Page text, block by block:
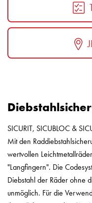
SICURIT, SICUBLOC &
Mit den
wertvollen
"Langfingern". Die
Diebstahl der Räder ohne
unmöglich. Für die